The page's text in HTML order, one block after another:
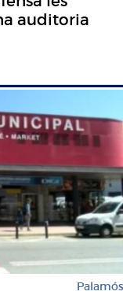
auditoria
Palamós